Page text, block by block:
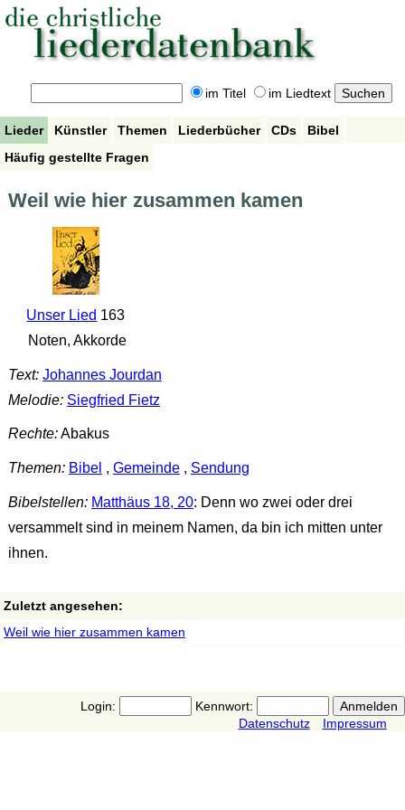
im Titel im Liedtext
Lieder Künstler Themen Liederbücher CDs
Bibel
Häufig gestellte Fragen
Weil wie hier zusammen kamen
Unser Lied 163
Noten, Akkorde
Text: Johannes Jourdan
Melodie: Siegfried Fietz
Rechte:Abakus
Themen: Bibel , Gemeinde, Sendung
Bibelstellen: Matthäus 18, 20: Denn wo zwei oder drei
versammelt sind in meinem Namen, da bin ich mitten unter
ihnen.
Zuletzt angesehen:
Weil wie hier zusammen kamen
Login:
Kennwort:
Datenschutz
Impressum